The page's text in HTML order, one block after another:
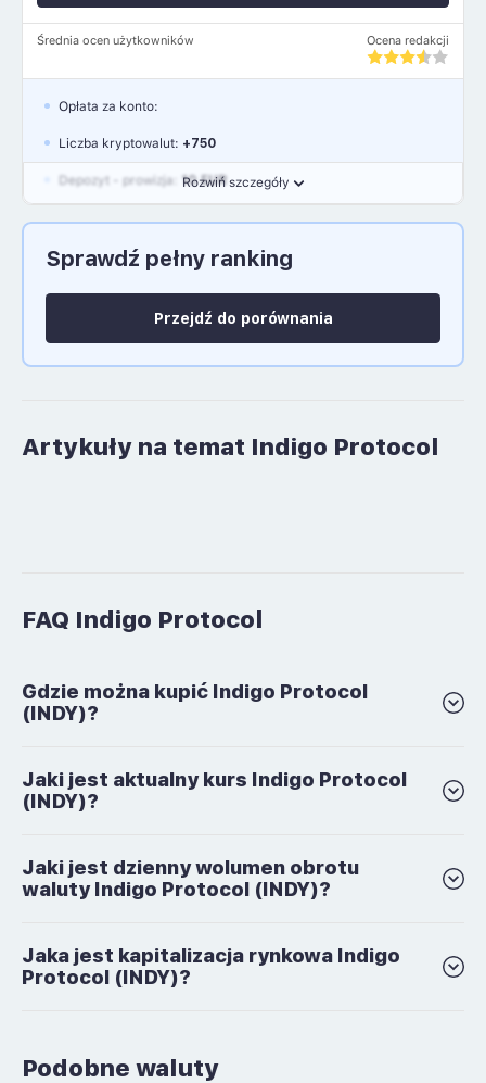
Średnia ocen użytkowników Ocena redakcji
Rozwiń szczegóły
Opłata za konto:
Liczba kryptowalut: +750
Depozyt - prowizja: 10 EUR
Język polski: NIE
Sprawdź pełny ranking
Przejdź do porównania
Artykuły na temat Indigo Protocol
FAQ Indigo Protocol
Gdzie można kupić Indigo Protocol
(INDY)?
Jaki jest aktualny kurs Indigo Protocol
(INDY)?
Jaki jest dzienny wolumen obrotu
waluty Indigo Protocol (INDY)?
Jaka jest kapitalizacja rynkowa Indigo
Protocol (INDY)?
Podobne waluty